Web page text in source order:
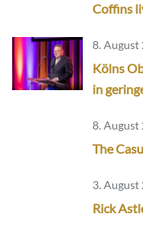
Coffins
8. August
Kölns
in
8. August
The
3. August
Rick